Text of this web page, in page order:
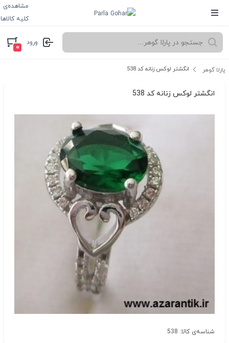
مشاهده‌ی
کلیه کالاها
ورود
۰
پارلا گوهر انگشتر لوکس زنانه کد 538
انگشتر لوکس زنانه کد 538
شناسه‌ی کالا: 538